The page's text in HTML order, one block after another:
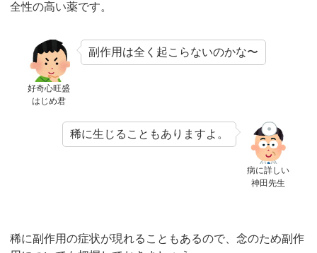
全性の高い薬です。
好奇心旺盛
はじめ君
副作用は全く起こらないのかな〜
病に詳しい
神田先生
稀に生じることもありますよ。
稀に副作用の症状が現れることもあるので、念のため副作